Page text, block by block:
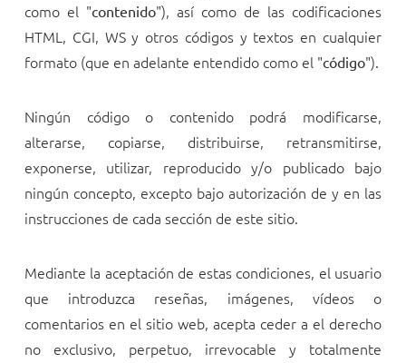
como el "contenido"), así como de las codificaciones
HTML, CGI, WS y otros códigos y textos en cualquier
formato (que en adelante entendido como el "código").
Ningún código o contenido podrá modificarse,
alterarse, copiarse, distribuirse, retransmitirse,
exponerse, utilizar, reproducido y/o publicado bajo
ningún concepto, excepto bajo autorización de y en las
instrucciones de cada sección de este sitio.
Mediante la aceptación de estas condiciones, el usuario
que introduzca reseñas, imágenes, vídeos o
comentarios en el sitio web, acepta ceder a el derecho
no exclusivo, perpetuo, irrevocable y totalmente